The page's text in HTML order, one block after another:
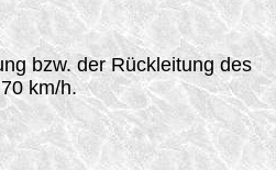
bzw. der Rückleitung des
km/h.